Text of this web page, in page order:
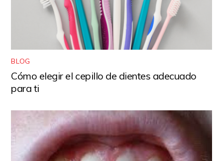
BLOG
Cómo elegir el cepillo de dientes adecuado
para ti